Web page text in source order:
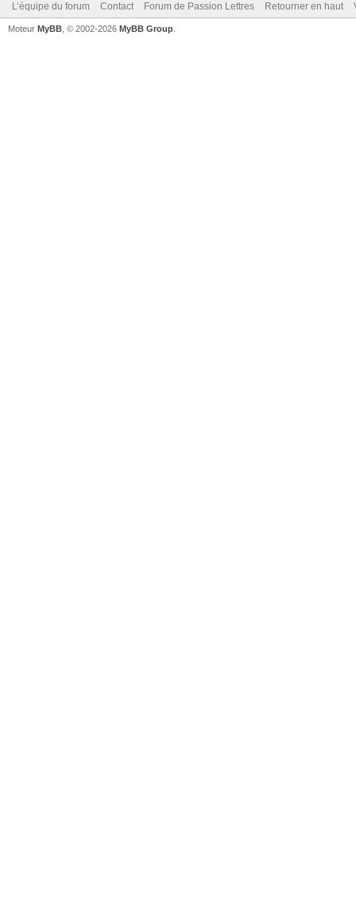
L’équipe du forum Contact Forum de Passion Lettres Retourner en haut
Moteur MyBB , © 2002-2026 MyBB Group